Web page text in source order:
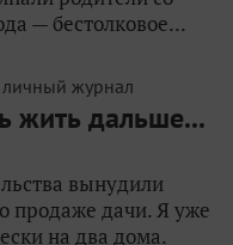
— бестолковое...
личный журнал
жить дальше...
вынудили
продаже дачи. Я уже
на два дома.